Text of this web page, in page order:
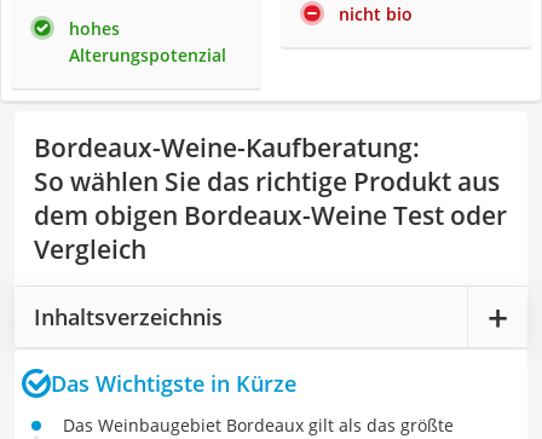
hohes
Alterungspotenzial
nicht bio
Bordeaux-Weine-Kaufberatung:
So wählen Sie das richtige Produkt aus
dem obigen Bordeaux-Weine Test oder
Vergleich
Inhaltsverzeichnis
Das Wichtigste in Kürze
Das Weinbaugebiet Bordeaux gilt als das größte